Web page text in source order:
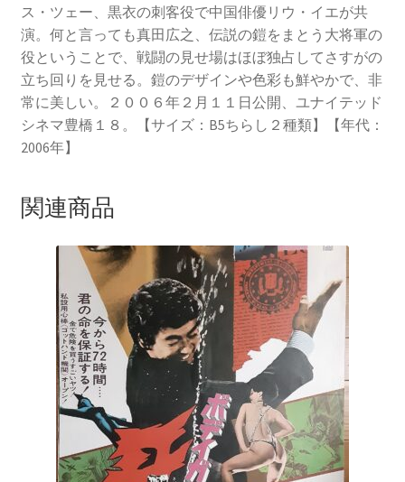
ス・ツェー、黒衣の刺客役で中国俳優リウ・イエが共
演。何と言っても真田広之、伝説の鎧をまとう大将軍の
役ということで、戦闘の見せ場はほぼ独占してさすがの
立ち回りを見せる。鎧のデザインや色彩も鮮やかで、非
常に美しい。２００６年２月１１日公開、ユナイテッド
シネマ豊橋１８。【サイズ：B5ちらし２種類】【年代：
2006年】
関連商品